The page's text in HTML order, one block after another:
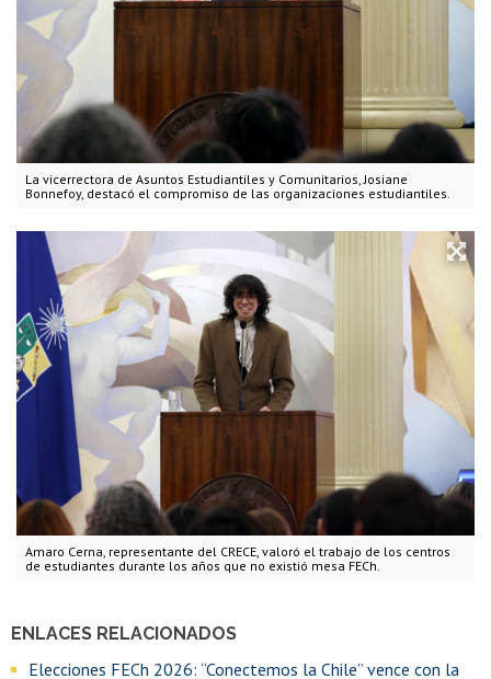
La vicerrectora de Asuntos Estudiantiles y Comunitarios, Josiane
Bonnefoy, destacó el compromiso de las organizaciones estudiantiles.
Amaro Cerna, representante del CRECE, valoró el trabajo de los centros
de estudiantes durante los años que no existió mesa FECh.
ENLACES RELACIONADOS
Elecciones FECh 2026: “Conectemos la Chile” vence con la